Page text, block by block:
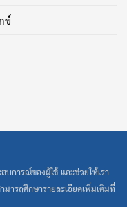
ข์
พานสูง กรุงเทพ 10240
0022 E-Mail:
บการณ์ของผู้ใช้ และช่วยให้เรา
ารถศึกษารายละเอียดเพิ่มเติมที่